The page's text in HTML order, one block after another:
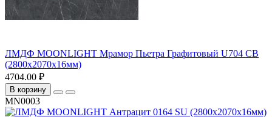
ЛМДФ MOONLIGHT Мрамор Пьетра Графитовый U704 CB
(2800х2070х16мм)
4704.00 ₽
В корзину
MN0003